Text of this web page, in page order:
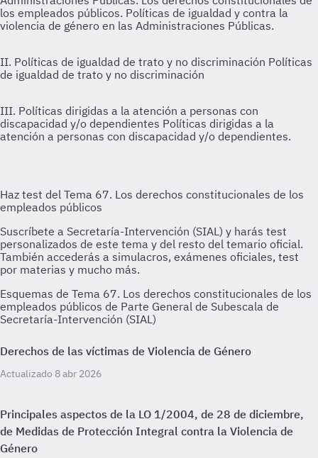
los empleados públicos. Políticas de igualdad y contra la
violencia de género en las Administraciones Públicas.
II. Políticas de igualdad de trato y no discriminación Políticas
de igualdad de trato y no discriminación
III. Políticas dirigidas a la atención a personas con
discapacidad y/o dependientes Políticas dirigidas a la
atención a personas con discapacidad y/o dependientes.
Esquemas de Tema 67. Los derechos constitucionales de los
empleados públicos de Parte General de Subescala de
Secretaría-Intervención (SIAL)
Derechos de las víctimas de Violencia de Género
Actualizado 8 abr 2026
Principales aspectos de la LO 1/2004, de 28 de diciembre,
de Medidas de Protección Integral contra la Violencia de
Género